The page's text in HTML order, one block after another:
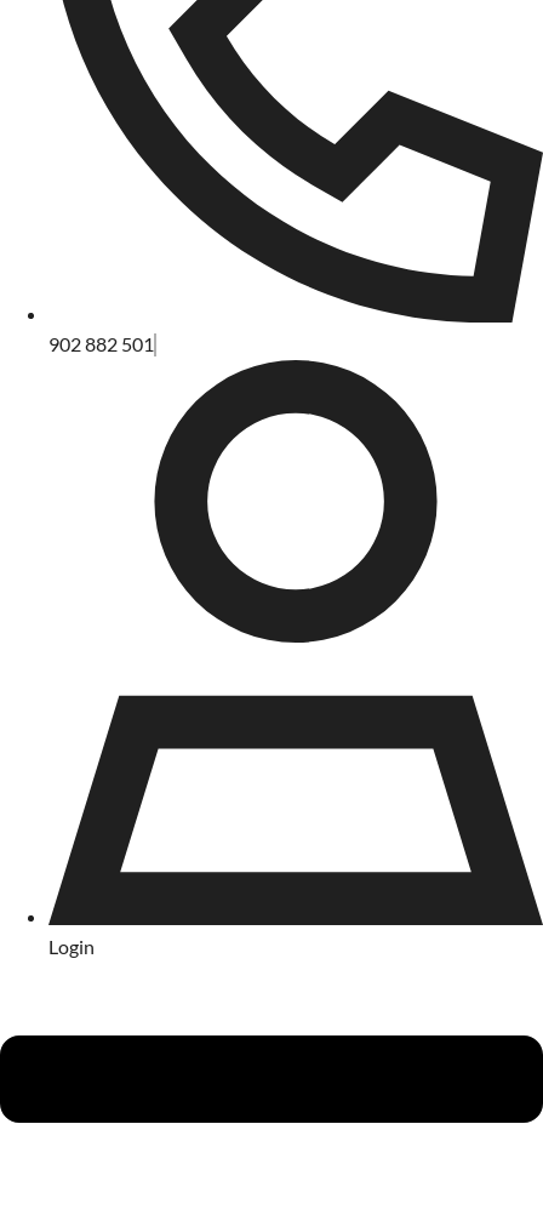
902 882 501
Login